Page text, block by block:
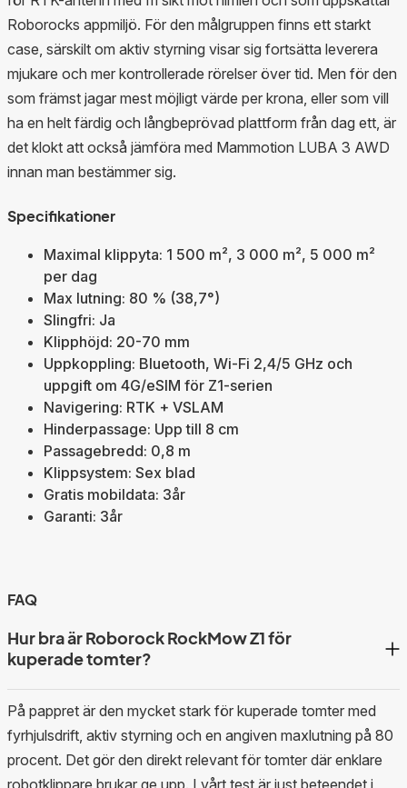
Roborocks appmiljö. För den målgruppen finns ett starkt
case, särskilt om aktiv styrning visar sig fortsätta leverera
mjukare och mer kontrollerade rörelser över tid. Men för den
som främst jagar mest möjligt värde per krona, eller som vill
ha en helt färdig och långbeprövad plattform från dag ett, är
det klokt att också jämföra med Mammotion LUBA 3 AWD
innan man bestämmer sig.
Specifikationer
Maximal klippyta: 1 500 m², 3 000 m², 5 000 m²
per dag
Max lutning: 80 % (38,7°)
Slingfri: Ja
Klipphöjd: 20-70 mm
Uppkoppling: Bluetooth, Wi‑Fi 2,4/5 GHz och
uppgift om 4G/eSIM för Z1-serien
Navigering: RTK + VSLAM
Hinderpassage: Upp till 8 cm
Passagebredd: 0,8 m
Klippsystem: Sex blad
Gratis mobildata: 3år
Garanti: 3år
FAQ
Hur bra är Roborock RockMow Z1 för
kuperade tomter?
På pappret är den mycket stark för kuperade tomter med
fyrhjulsdrift, aktiv styrning och en angiven maxlutning på 80
procent. Det gör den direkt relevant för tomter där enklare
robotklippare brukar ge upp. I vårt test är just beteendet i